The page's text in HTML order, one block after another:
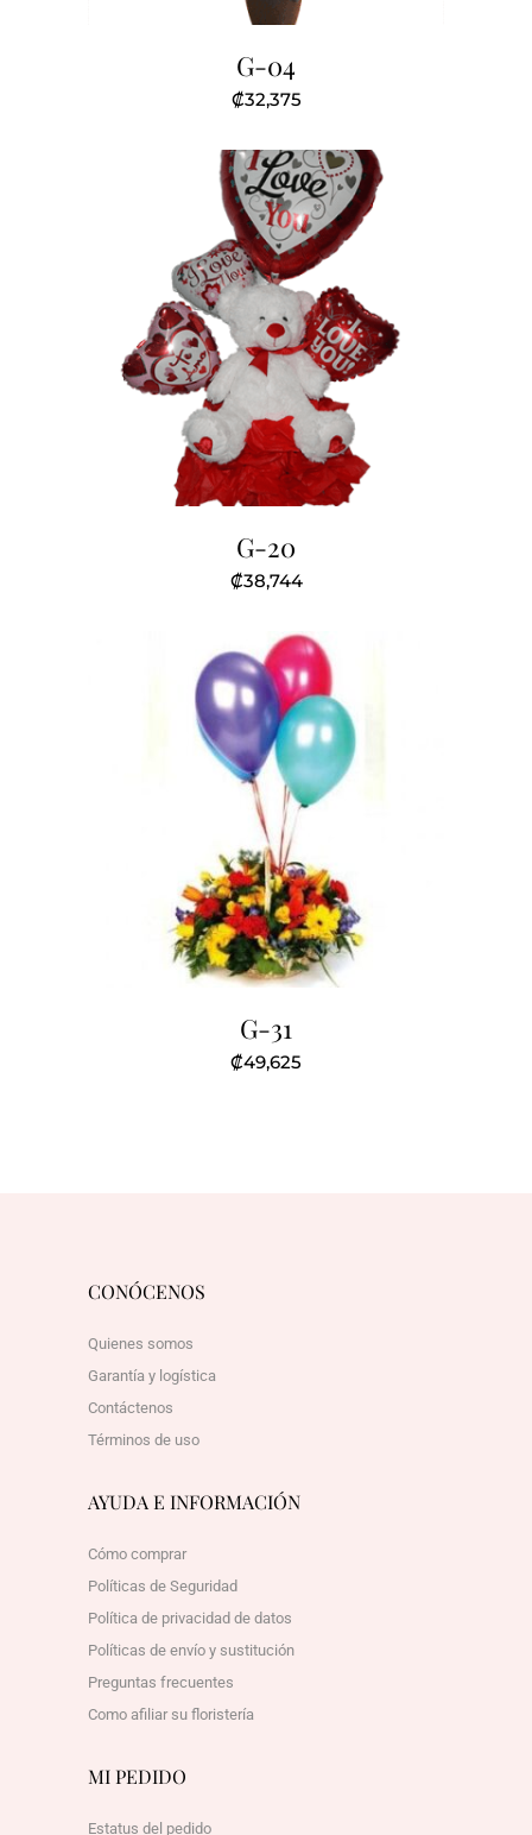
G-04
₡32,375
G-20
₡38,744
G-31
₡49,625
CONÓCENOS
Quienes somos
Garantía y logística
Contáctenos
Términos de uso
AYUDA E INFORMACIÓN
Cómo comprar
Políticas de Seguridad
Política de privacidad de datos
Políticas de envío y sustitución
Preguntas frecuentes
Como afiliar su floristería
MI PEDIDO
Estatus del pedido